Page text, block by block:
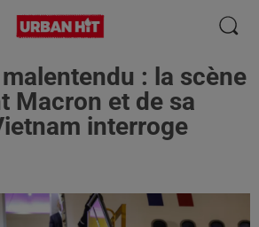
: la scène
Macron et de sa
interroge